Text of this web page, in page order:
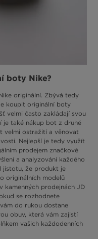
boty Nike?
originální. Zbývá tedy
koupit originální boty
velmi často zakládají svou
je také nákup bot z druhé
velmi ostražití a věnovat
Nejlepší je tedy využít
prodejem značkové
a analyzování každého
jistotu, že produkt je
originálních modelů
kamenných prodejnách JD
se rozhodnete
do rukou dostane
obuv, která vám zajistí
vašich každodenních